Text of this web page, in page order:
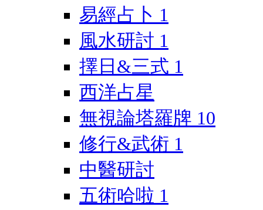
易經占卜 1
風水研討 1
擇日&三式 1
西洋占星
無視論塔羅牌 10
修行&武術 1
中醫研討
五術哈啦 1